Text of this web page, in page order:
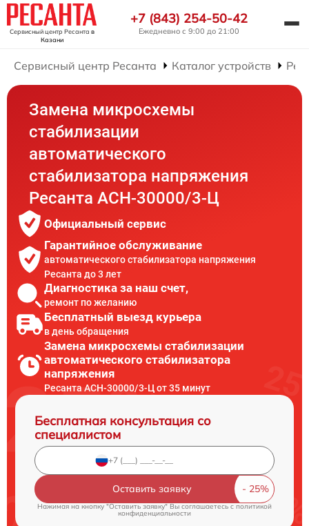
Сервисный центр Ресанта в
Казани
+7 (843) 254-50-42
Ежедневно с 9:00 до 21:00
Сервисный центр Ресанта Каталог устройств
Замена микросхемы
стабилизации
автоматического
стабилизатора напряжения
Ресанта АСН-30000/3-Ц
Официальный сервис
Гарантийное обслуживание
автоматического стабилизатора напряжения
Ресанта до 3 лет
Диагностика за наш счет,
ремонт по желанию
Бесплатный выезд курьера
в день обращения
Замена микросхемы стабилизации
автоматического стабилизатора
напряжения
Ресанта АСН-30000/3-Ц от 35 минут
Бесплатная консультация со
специалистом
Оставить заявку
Нажимая на кнопку "Оставить заявку" Вы соглашаетесь cполитикой
конфиденциальности